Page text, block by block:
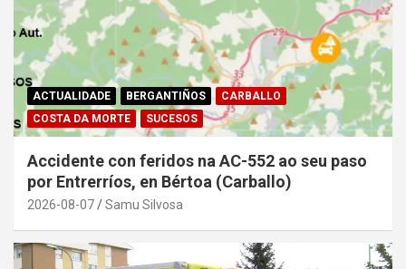
ACTUALIDADE BERGANTIÑOS
CARBALLO
COSTA DA MORTE
SUCESOS
Accidente con feridos na AC-552 ao seu paso
por Entrerríos, en Bértoa (Carballo)
2026-08-07 Samu Silvosa